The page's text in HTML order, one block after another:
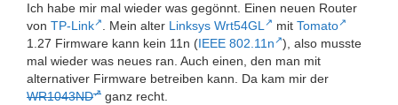
Ich habe mir mal wieder was gegönnt. Einen neuen Router
von TP-Link . Mein alter Linksys Wrt54GL mit Tomato
1.27 Firmware kann kein 11n (IEEE 802.11n
), also musste
mal wieder was neues ran. Auch einen, den man mit
alternativer Firmware betreiben kann. Da kam mir der
WR1043ND
ganz recht.